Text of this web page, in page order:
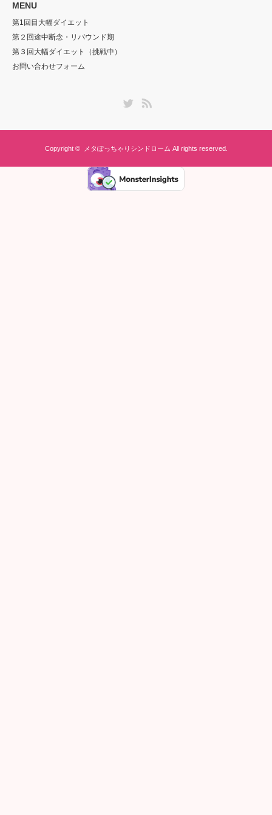
MENU
第1回目大幅ダイエット
第２回途中断念・リバウンド期
第３回大幅ダイエット（挑戦中）
お問い合わせフォーム
Copyright © メタぽっちゃりシンドローム All rights reserved.